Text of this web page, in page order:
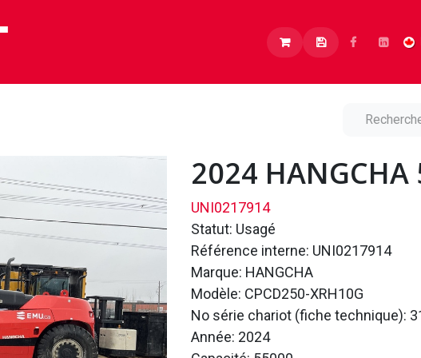
Carrières
2024 HANGCHA
UNI0217914
Statut: Usagé
Référence interne: UNI0217914
Marque: HANGCHA
Modèle: CPCD250-XRH10G
No série chariot (fiche technique):
Année: 2024